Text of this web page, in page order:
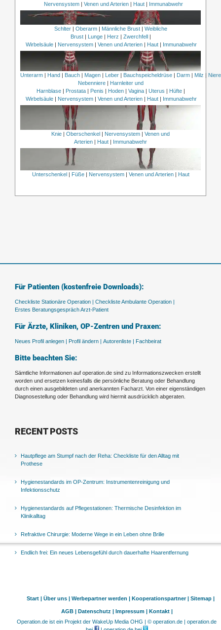
Nervensystem | Venen und Arterien | Haut | Immunabwehr
Schlter| Oberarm| Männliche Brust| Weibliche
Brust| Lunge| Herz | Zwerchfell|
Wirbelsäule | Nervensystem | Venen und Arterien | Haut | Immunabwehr
Unterarm| Hand| Bauch| Magen| Leber| Bauchspeicheldrüse| Darm| Milz |
Nebenniere| Harnleiter und
Harnblase| Prostata| Penis | Hoden| Vagina| Uterus | Hüfte|
Wirbelsäule | Nervensystem | Venen und Arterien | Haut | Immunabwehr
Knie Oberschenkel Nervensystem
Venen und
Arterien
Haut Immunabwehr
Unterschenkel Füße| Nervensystem| Venen und Arterien| Haut
Für Patienten (kostenfreie Downloads):
Checkliste Stationäre Operation | Checkliste Ambulante Operation |
Erstes Beratungsgespräch Arzt-Patient
Für Ärzte, Kliniken, OP-Zentren und Praxen:
Neues Profil anlegen | Profil ändern | Autorenliste | Fachbeirat
Bitte beachten Sie:
Sämtliche Informationen auf operation.de sind zu Informationszwecken erstellt
worden und ersetzen keinesfalls die persönliche Beratung oder Behandlung
durch einen ausgebildeten und anerkannten Facharzt. Von einer eigenständigen
Diagnosestellung oder Behandlung wird hiermit ausdrücklich abgeraten.
RECENT POSTS
Hautpflege am Stumpf nach der Reha: Checkliste für den Alltag mit
Prothese
Hygienestandards im OP-Zentrum: Instrumentenreinigung und
Infektionsschutz
Hygienestandards auf Pflegestationen: Thermische Desinfektion im
Klinikalltag
Refraktive Chirurgie: Moderne Wege in ein Leben ohne Brille
Endlich frei: Ein neues Lebensgefühl durch dauerhafte Haarentfernung
Start | Über uns | Werbepartner werden | Kooperationspartner | Sitemap |
AGB | Datenschutz | Impressum | Kontakt |
Operation.de ist ein Projekt der WakeUp Media OHG | © operation.de | operation.de